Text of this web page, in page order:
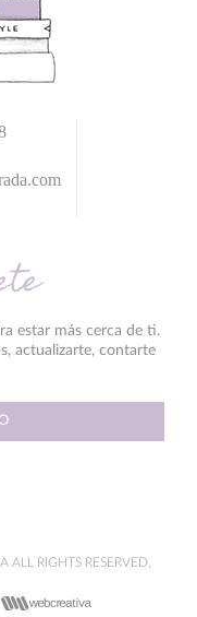
estar más cerca de ti.
actualizarte, contarte
RIGHTS RESERVED.